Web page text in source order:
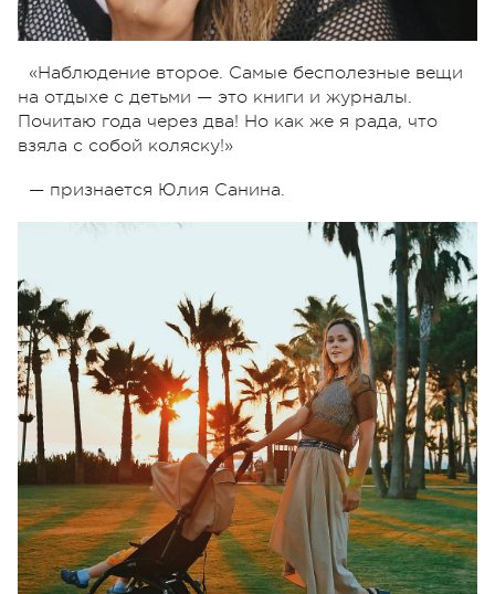
«Наблюдение второе. Самые бесполезные вещи
на отдыхе с детьми — это книги и журналы.
Почитаю года через два! Но как же я рада, что
взяла с собой коляску!»
— признается Юлия Санина.